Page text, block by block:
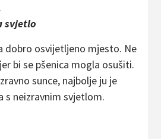
svjetlo
dobro osvijetljeno mjesto. Ne
bi se pšenica mogla osušiti.
sunce, najbolje ju je
s neizravnim svjetlom.